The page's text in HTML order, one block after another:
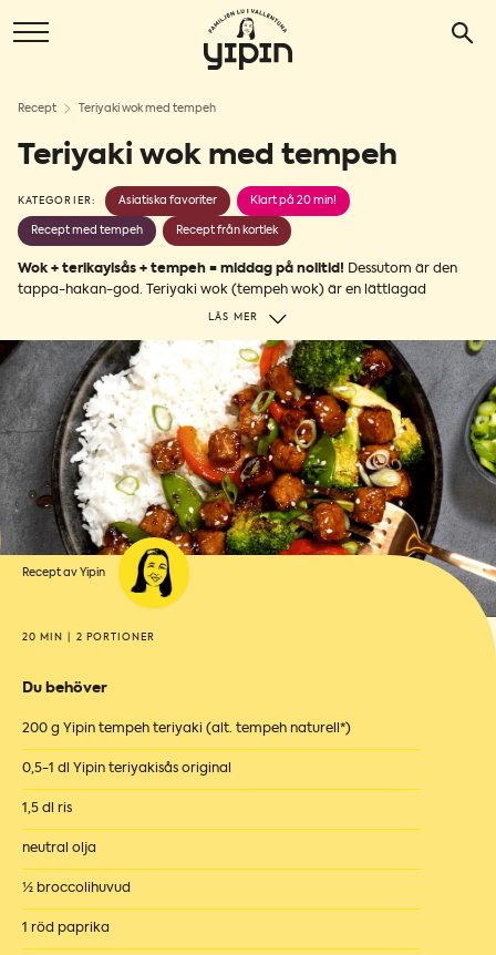
Recept Teriyaki wok med tempeh
Teriyaki wok med tempeh
KATEGORIER: Asiatiska favoriter Klart på 20 min!
Recept med tempeh Recept från kortlek
Wok + terikayisås + tempeh = middag på nolltid! Dessutom är den
tappa-hakan-god. Teriyaki wok (tempeh wok) är en lättlagad
vardagsräddare med smaker från Asien. Vår nyhet tempeh teriyaki är
med fyllig sojasås, vitlök, ingefära och sirap. Perfekt i en wok, helt
enkelt! Stek tillsammans med wokgrönsaker och servera med ris, och
tjoff så tar du smaklökarna på en magisk resa till Asien. Klart på 20
min!
LÄS MER
Recept av Yipin
20 MIN 2 PORTIONER
Du behöver
200 g Yipin tempeh teriyaki (alt. tempeh naturell*)
0,5-1 dl Yipin teriyakisås original
1,5 dl ris
neutral olja
½ broccolihuvud
1 röd paprika